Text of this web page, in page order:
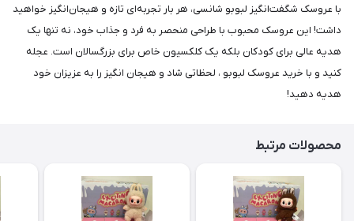
با عروسک شگفت‌انگیز لبوبو شانسی، هر بار تجربه‌ای تازه و هیجان‌انگیز خواهید
داشت! این عروسک محبوب با طراحی منحصر به فرد و جذاب خود، نه تنها یک
هدیه عالی برای کودکان بلکه یک کلکسیون خاص برای بزرگسالان است. عجله
کنید و با خرید عروسک لبوبو ، لحظاتی شاد و هيجان انگيز را به عزیزان خود
هدیه دهید!
محصولات مرتبط